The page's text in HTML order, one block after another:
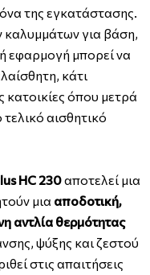
της εγκατάστασης.
καλυμμάτων για βάση,
εφαρμογή μπορεί να
κάτι
κατοικίες όπου μετρά
αισθητικό
HC 230αποτελεί μια
μια αποδοτική,
αντλία θερμότητας
ψύξης και ζεστού
στις απαιτήσεις